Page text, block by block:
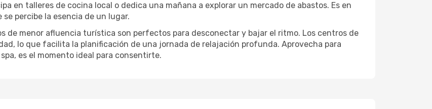
en talleres de cocina local o dedica una mañana a explorar un mercado de abastos. Es en
percibe la esencia de un lugar.
de menor afluencia turística son perfectos para desconectar y bajar el ritmo. Los centros de
lo que facilita la planificación de una jornada de relajación profunda. Aprovecha para
es el momento ideal para consentirte.